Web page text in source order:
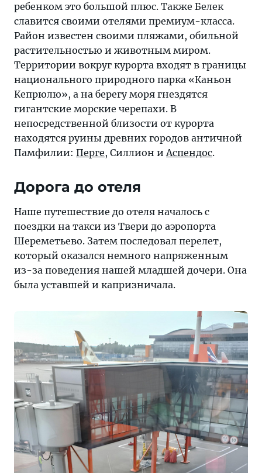
ребенком это большой плюс. Также Белек
славится своими отелями премиум-класса.
Район известен своими пляжами, обильной
растительностью и животным миром.
Территории вокруг курорта входят в границы
национального природного парка «Каньон
Кепрюлю», а на берегу моря гнездятся
гигантские морские черепахи. В
непосредственной близости от курорта
находятся руины древних городов античной
Памфилии: Перге, Силлион иАспендос.
Дорога до отеля
Наше путешествие до отеля началось с
поездки на такси из Твери до аэропорта
Шереметьево. Затем последовал перелет,
который оказался немного напряженным
из-за поведения нашей младшей дочери. Она
была уставшей и капризничала.